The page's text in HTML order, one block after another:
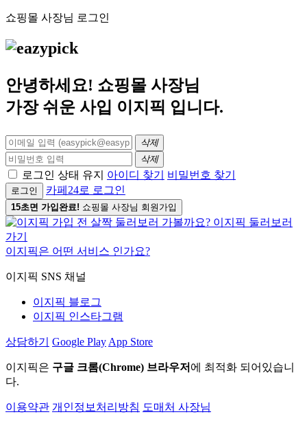
쇼핑몰 사장님 로그인
안녕하세요! 쇼핑몰 사장님
가장 쉬운 사입 이지픽 입니다.
삭제
삭제
로그인 상태 유지 아이디 찾기 비밀번호 찾기
로그인 카페24로 로그인
15초면 가입완료! 쇼핑몰 사장님 회원가입
이지픽은 어떤 서비스 인가요?
이지픽 SNS 채널
이지픽 블로그
이지픽 인스타그램
상담하기 Google Play App Store
이지픽은 구글 크롬(Chrome) 브라우저 에 최적화 되어있습니
다.
이용약관 개인정보처리방침 도매처 사장님